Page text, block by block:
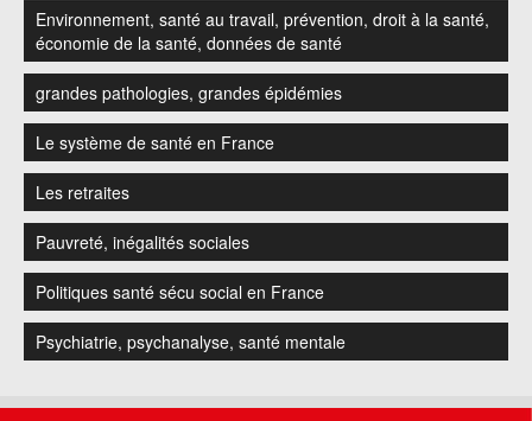
Environnement, santé au travail, prévention, droit à la santé,
économie de la santé, données de santé
grandes pathologies, grandes épidémies
Le système de santé en France
Les retraites
Pauvreté, inégalités sociales
Politiques santé sécu social en France
Psychiatrie, psychanalyse, santé mentale